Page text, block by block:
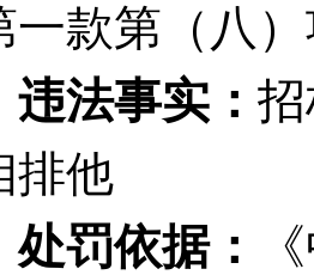
一款第（八
违法事实：
排他
处罚依据：